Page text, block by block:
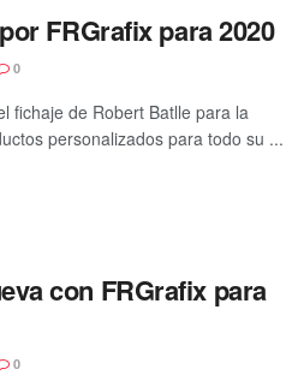
FRGrafix para 2020
0
fichaje de Robert Batlle para la
personalizados para todo su ...
con FRGrafix para
0